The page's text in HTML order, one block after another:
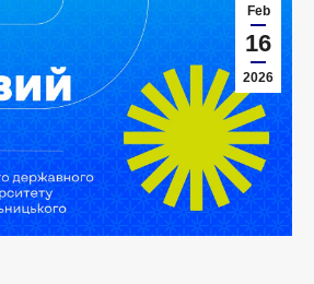
Feb
16
2026